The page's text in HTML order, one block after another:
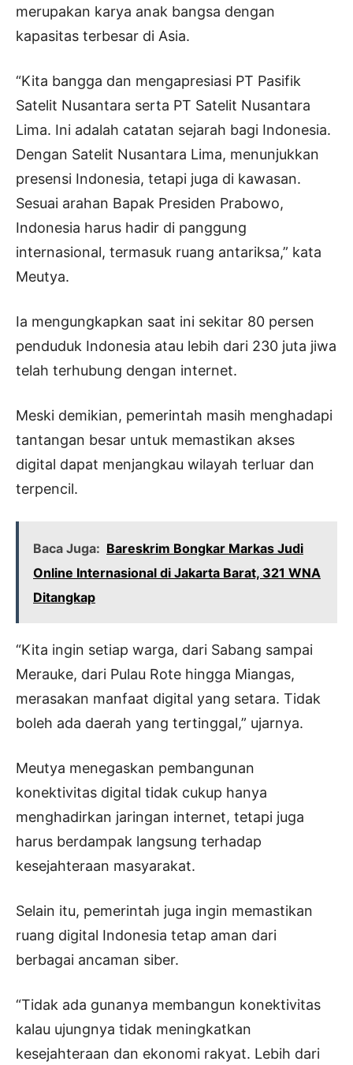
merupakan karya anak bangsa dengan
kapasitas terbesar di Asia.
“Kita bangga dan mengapresiasi PT Pasifik
Satelit Nusantara serta PT Satelit Nusantara
Lima. Ini adalah catatan sejarah bagi Indonesia.
Dengan Satelit Nusantara Lima, menunjukkan
presensi Indonesia, tetapi juga di kawasan.
Sesuai arahan Bapak Presiden Prabowo,
Indonesia harus hadir di panggung
internasional, termasuk ruang antariksa,” kata
Meutya.
Ia mengungkapkan saat ini sekitar 80 persen
penduduk Indonesia atau lebih dari 230 juta jiwa
telah terhubung dengan internet.
Meski demikian, pemerintah masih menghadapi
tantangan besar untuk memastikan akses
digital dapat menjangkau wilayah terluar dan
terpencil.
Baca Juga: Bareskrim Bongkar Markas Judi
Online Internasional di Jakarta Barat, 321 WNA
Ditangkap
“Kita ingin setiap warga, dari Sabang sampai
Merauke, dari Pulau Rote hingga Miangas,
merasakan manfaat digital yang setara. Tidak
boleh ada daerah yang tertinggal,” ujarnya.
Meutya menegaskan pembangunan
konektivitas digital tidak cukup hanya
menghadirkan jaringan internet, tetapi juga
harus berdampak langsung terhadap
kesejahteraan masyarakat.
Selain itu, pemerintah juga ingin memastikan
ruang digital Indonesia tetap aman dari
berbagai ancaman siber.
“Tidak ada gunanya membangun konektivitas
kalau ujungnya tidak meningkatkan
kesejahteraan dan ekonomi rakyat. Lebih dari